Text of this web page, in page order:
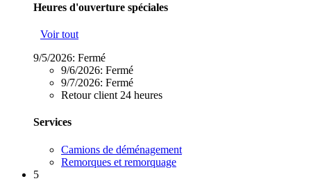
Heures d'ouverture spéciales
Voir tout
9/5/2026: Fermé
9/6/2026: Fermé
9/7/2026: Fermé
Retour client 24 heures
Services
Camions de déménagement
Remorques et remorquage
5